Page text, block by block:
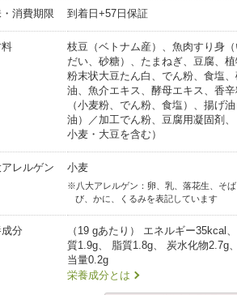
消費期限 到着日+57日保証
料
枝豆（ベトナム産）、魚肉すり身（
だい、砂糖）、たまねぎ、豆腐、植
粉末状大豆たん白、でん粉、食塩
油、魚介エキス、酵母エキス、香
（小麦粉、でん粉、食塩）、揚げ
油）／加工でん粉、豆腐用凝固剤
小麦・大豆を含む）
レルゲン 小麦
※八大アレルゲン：卵、乳、落花生、そば
び、かに、くるみを表記しています
分
（19 gあたり） エネルギー35kcal
質1.9g、 脂質1.8g、 炭水化物2.7g
当量0.2g
栄養成分とは